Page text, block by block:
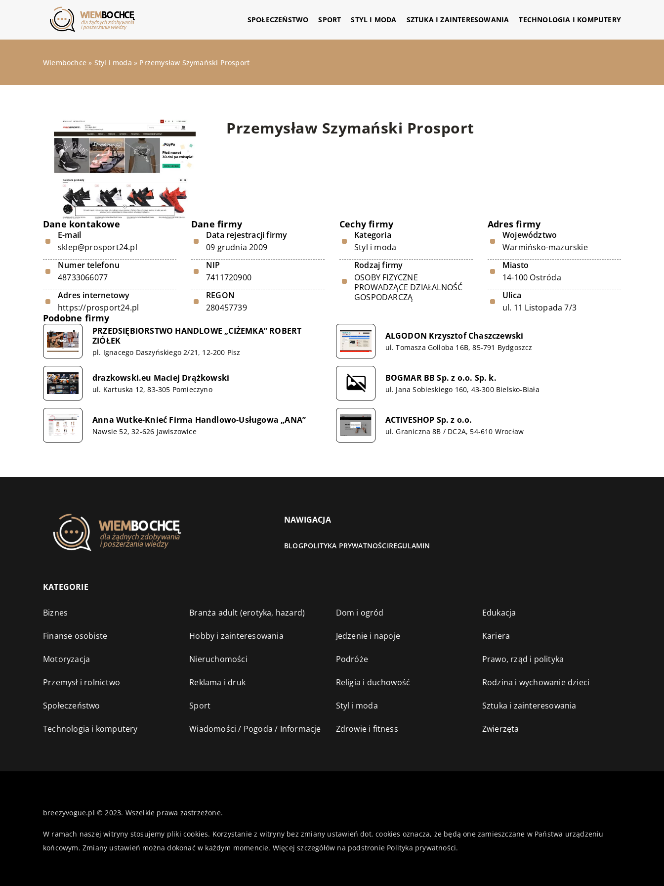
SPOŁECZEŃSTWO SPORT STYL I MODA SZTUKA I ZAINTERESOWANIA TECHNOLOGIA I KOMPUTERY
Wiembochce » Styl i moda » Przemysław Szymański Prosport
Przemysław Szymański Prosport
Dane kontakowe
E-mail
sklep@prosport24.pl
Numer telefonu
48733066077
Adres internetowy
https://prosport24.pl
Dane firmy
Data rejestracji firmy
09 grudnia 2009
NIP
7411720900
REGON
280457739
Cechy firmy
Kategoria
Styl i moda
Rodzaj firmy
OSOBY FIZYCZNE
PROWADZĄCE DZIAŁALNOŚĆ
GOSPODARCZĄ
Adres firmy
Województwo
Warmińsko-mazurskie
Miasto
14-100 Ostróda
Ulica
ul. 11 Listopada 7/3
Podobne firmy
PRZEDSIĘBIORSTWO HANDLOWE „CIŻEMKA” ROBERT
ZIÓŁEK
pl. Ignacego Daszyńskiego 2/21, 12-200 Pisz
ALGODON Krzysztof Chaszczewski
ul. Tomasza Golloba 16B, 85-791 Bydgoszcz
drazkowski.eu Maciej Drążkowski
ul. Kartuska 12, 83-305 Pomieczyno
BOGMAR BB Sp. z o.o. Sp. k.
ul. Jana Sobieskiego 160, 43-300 Bielsko-Biała
Anna Wutke-Knieć Firma Handlowo-Usługowa „ANA”
Nawsie 52, 32-626 Jawiszowice
ACTIVESHOP Sp. z o.o.
ul. Graniczna 8B / DC2A, 54-610 Wrocław
NAWIGACJA
BLOGPOLITYKA PRYWATNOŚCIREGULAMIN
KATEGORIE
Biznes Branża adult (erotyka, hazard) Dom i ogród Edukacja
Finanse osobiste Hobby i zainteresowania Jedzenie i napoje Kariera
Motoryzacja Nieruchomości Podróże Prawo, rząd i polityka
Przemysł i rolnictwo Reklama i druk Religia i duchowość Rodzina i wychowanie dzieci
Społeczeństwo Sport Styl i moda Sztuka i zainteresowania
Technologia i komputery Wiadomości / Pogoda / Informacje Zdrowie i fitness Zwierzęta
breezyvogue.pl © 2023. Wszelkie prawa zastrzeżone.
W ramach naszej witryny stosujemy pliki cookies. Korzystanie z witryny bez zmiany ustawień dot. cookies oznacza, że będą one zamieszczane w Państwa urządzeniu
końcowym. Zmiany ustawień można dokonać w każdym momencie. Więcej szczegółów na podstronie Polityka prywatności.